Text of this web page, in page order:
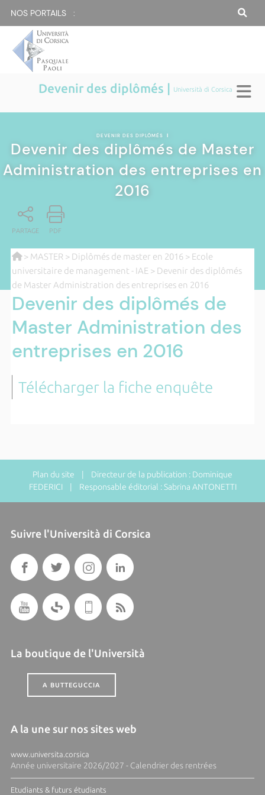
NOS PORTAILS :
Devenir des diplômés | Università di Corsica
DEVENIR DES DIPLÔMÉS |
Devenir des diplômés de Master
Administration des entreprises en
2016
PARTAGE PDF
> MASTER > Diplômés de master en 2016> Ecole
universitaire de management - IAE > Devenir des diplômés
de Master Administration des entreprises en 2016
Devenir des diplômés de
Master Administration des
entreprises en 2016
Télécharger la fiche enquête
Plan du site | Directeur de la publication : Dominique
FEDERICI | Responsable éditorial : Sabrina ANTONETTI
Suivre l'Università di Corsica
La boutique de l'Università
A BUTTEGUCCIA
A la une sur nos sites web
www.universita.corsica
Année universitaire 2026/2027 - Calendrier des rentrées
Etudiants & futurs étudiants